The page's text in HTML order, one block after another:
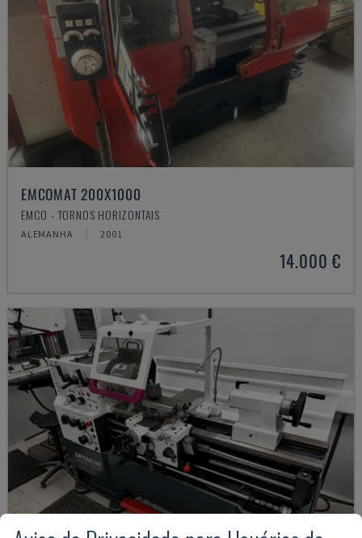
EMCOMAT 200X1000
EMCO - TORNOS HORIZONTAIS
ALEMANHA 2001
14.000 €